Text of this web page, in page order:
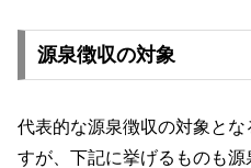
源泉徴収の対象
代表的な源泉徴収の対象と
すが、下記に挙げるものも源